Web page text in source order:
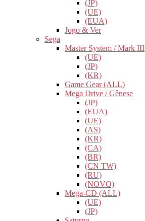
(JP)
(UE)
(EUA)
Jogo & Ver
Sega
Master System / Mark III
(UE)
(JP)
(KR)
Game Gear (ALL)
Mega Drive / Gênese
(JP)
(EUA)
(UE)
(AS)
(KR)
(CA)
(BR)
(CN TW)
(RU)
(NOVO)
Mega-CD (ALL)
(UE)
(JP)